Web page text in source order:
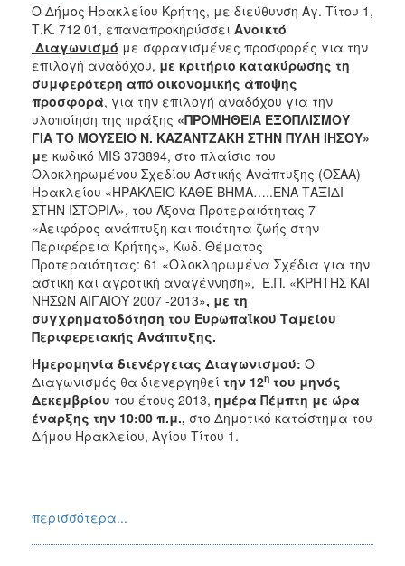
Ο Δήμος Ηρακλείου Κρήτης, με διεύθυνση Αγ. Τίτου 1,
Τ.Κ. 712 01, επαναπροκηρύσσει Ανοικτό
Διαγωνισμό με σφραγισμένες προσφορές για την
επιλογή αναδόχου, με κριτήριο κατακύρωσης τη
συμφερότερη από οικονομικής άποψης
προσφορά, για την επιλογή αναδόχου για την
υλοποίηση της πράξης «ΠΡΟΜΗΘΕΙΑ ΕΞΟΠΛΙΣΜΟΥ
ΓΙΑ ΤΟ ΜΟΥΣΕΙΟ Ν. ΚΑΖΑΝΤΖΑΚΗ ΣΤΗΝ ΠΥΛΗ ΙΗΣΟΥ»
με κωδικό MIS 373894, στο πλαίσιο του
Ολοκληρωμένου Σχεδίου Αστικής Ανάπτυξης (ΟΣΑΑ)
Ηρακλείου «ΗΡΑΚΛΕΙΟ ΚΑΘΕ ΒΗΜΑ…..ΕΝΑ ΤΑΞΙΔΙ
ΣΤΗΝ ΙΣΤΟΡΙΑ», του Άξονα Προτεραιότητας 7
«Αειφόρος ανάπτυξη και ποιότητα ζωής στην
Περιφέρεια Κρήτης», Κωδ. Θέματος
Προτεραιότητας: 61 «Ολοκληρωμένα Σχέδια για την
αστική και αγροτική αναγέννηση», Ε.Π. «ΚΡΗΤΗΣ ΚΑΙ
ΝΗΣΩΝ ΑΙΓΑΙΟΥ 2007 -2013», με τη
συγχρηματοδότηση του Ευρωπαϊκού Ταμείου
Περιφερειακής Ανάπτυξης.
Ημερομηνία διενέργειας Διαγωνισμού: Ο
Διαγωνισμός θα διενεργηθεί την 12η του μηνός
Δεκεμβρίου του έτους 2013, ημέρα Πέμπτη με ώρα
έναρξης την 10:00 π.μ., στο Δημοτικό κατάστημα του
Δήμου Ηρακλείου, Αγίου Τίτου 1.
περισσότερα...